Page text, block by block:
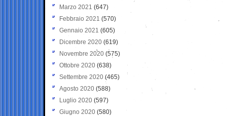
Marzo 2021 (647)
Febbraio 2021 (570)
Gennaio 2021 (605)
Dicembre 2020 (619)
Novembre 2020 (575)
Ottobre 2020 (638)
Settembre 2020(465)
Agosto 2020 (588)
Luglio 2020 (597)
Giugno 2020 (580)